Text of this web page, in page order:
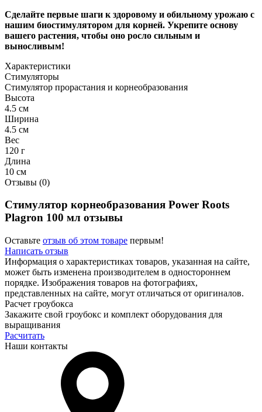
Сделайте первые шаги к здоровому и обильному урожаю с
нашим биостимулятором для корней. Укрепите основу
вашего растения, чтобы оно росло сильным и
выносливым!
Характеристики
Стимуляторы
Стимулятор прорастания и корнеобразования
Высота
4.5 см
Ширина
4.5 см
Вес
120 г
Длина
10 см
Отзывы (0)
Стимулятор корнеобразования Power Roots
Plagron 100 мл отзывы
Оставьте отзыв об этом товаре первым!
Написать отзыв
Информация о характеристиках товаров, указанная на сайте,
может быть изменена производителем в одностороннем
порядке. Изображения товаров на фотографиях,
представленных на сайте, могут отличаться от оригиналов.
Расчет гроубокса
Закажите свой гроубокс и комплект оборудования для
выращивания
Расчитать
Наши контакты